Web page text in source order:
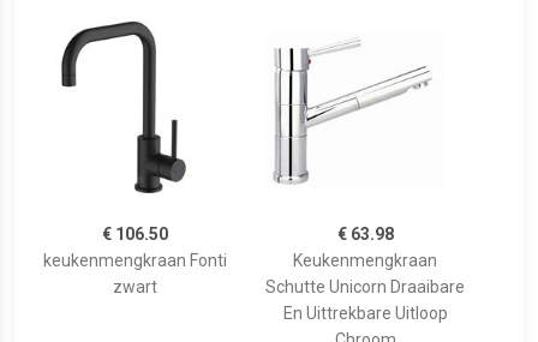
€ 106.50
keukenmengkraan Fonti
zwart
€ 63.98
Keukenmengkraan
Schutte Unicorn Draaibare
En Uittrekbare Uitloop